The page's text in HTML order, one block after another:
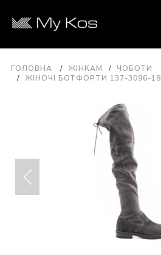
ГОЛОВНА ЖІНКАМ
ЧОБОТИ
ЖІНОЧІ БОТФОРТИ 137-3096-18